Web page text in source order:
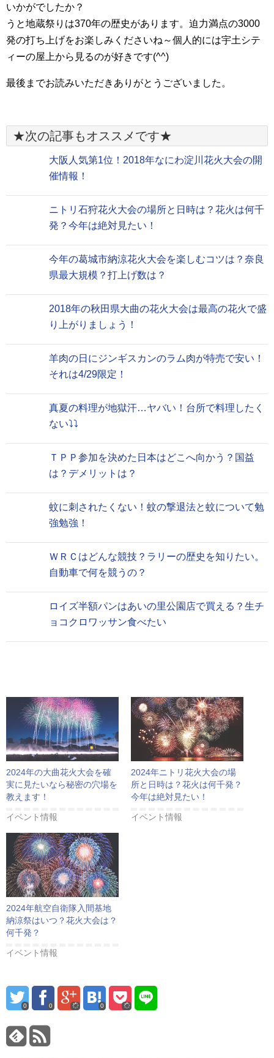
いかがでしたか？
うと地蔵祭りは370年の歴史があります。迫力満点の3000
発の打ち上げをお楽しみくださいね～個人的には宇土シテ
ィーの屋上から見るのが好きです(^^)
最後までお読みいただきありがとうございました。
★次の記事もオススメです★
大阪人気第1位！2018年なにわ淀川花火大会の開
催情報！
ニトリ石狩花火大会の場所と日時は？花火は何千
発？今年は絶対見たい！
今年の葛城市納涼花火大会を楽しむコツは？奈良
県最大規模？打上げ数は？
2018年の秋田県大曲の花火大会は最高の花火で盛
り上がりましょう！
羊肉の日にジンギスカンのラム肉が特売で安い！
それは4/29限定！
真夏の料理が地獄汗…ヤバい！台所で料理したく
ない⤵⤵
ＴＰＰ参加を決めた日本はどこへ向かう？国益
は？デメリットは？
蚊に刺されたくない！蚊の撃退法と蚊について勉
強勉強！
ＷＲＣはどんな競技？ラリーの歴史を知りたい。
自動車で何を競うの？
ロイズ半額パンはあいの里公園店で買える？生チ
ョコクロワッサン食べたい
2024年の大曲花火大会を確
実に見たいなら秘密の穴場を
教えます！
イベント情報
2024年ニトリ花火大会の場
所と日時は？花火は何千発？
今年は絶対見たい！
イベント情報
2024年航空自衛隊入間基地
納涼祭はいつ？花火大会は？
何千発？
イベント情報
0 0 0